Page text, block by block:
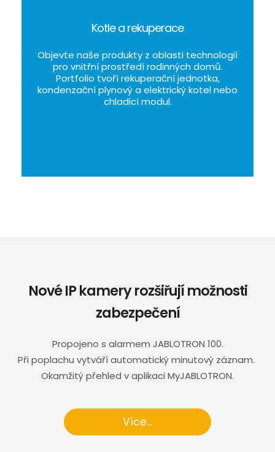
Kotle a rekuperace
Objevte naše produkty z oblasti technologií
pro vnitřní prostředí rodinných domů.
Portfolio tvoří rekuperační jednotka,
kondenzační plynový a elektrický kotel nebo
chladicí modul.
Nové IP kamery rozšiřují možnosti
zabezpečení
Propojeno s alarmem JABLOTRON 100.
Při poplachu vytváří automatický minutový záznam.
Okamžitý přehled v aplikaci MyJABLOTRON.
Více...